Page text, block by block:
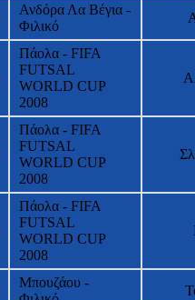
Ανδόρα Λα Βέγια -
Φιλικό
Πάολα - FIFA
FUTSAL
WORLD CUP
2008
Πάολα - FIFA
FUTSAL
WORLD CUP
2008
Πάολα - FIFA
FUTSAL
WORLD CUP
2008
Μπουζάου -